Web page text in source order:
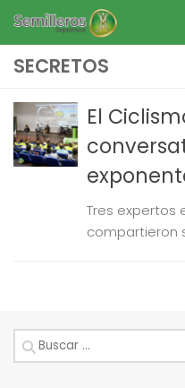
Saltar al contenido
SECRETOS
El
Tres expertos
compartieron
Buscar: